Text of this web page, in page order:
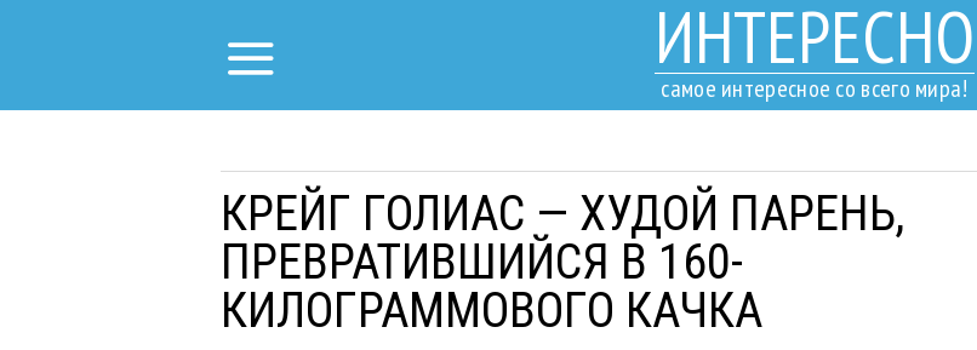
ИНТЕРЕСНО
самое интересное со всего мира!
КРЕЙГ ГОЛИАС — ХУДОЙ ПАРЕНЬ,
ПРЕВРАТИВШИЙСЯ В 160-
КИЛОГРАММОВОГО КАЧКА